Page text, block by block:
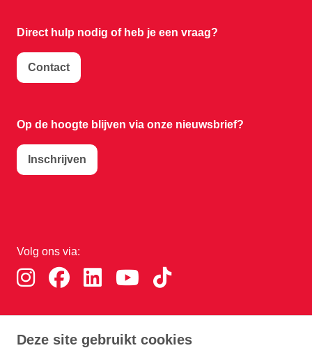
Deze site gebruikt cookies
Direct hulp nodig ofheb je een vraag?
Contact
Op de hoogte blijven via onze nieuwsbrief?
Inschrijven
Volg ons via:
Download de RTHA app: